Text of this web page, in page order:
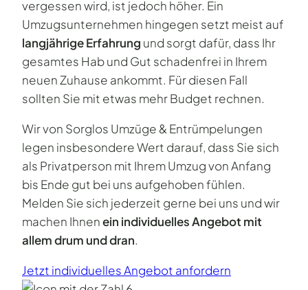
vergessen wird, ist jedoch höher. Ein
Umzugsunternehmen hingegen setzt meist auf
langjährige Erfahrung und sorgt dafür, dass Ihr
gesamtes Hab und Gut schadenfrei in Ihrem
neuen Zuhause ankommt. Für diesen Fall
sollten Sie mit etwas mehr Budget rechnen.
Wir von Sorglos Umzüge & Entrümpelungen
legen insbesondere Wert darauf, dass Sie sich
als Privatperson mit Ihrem Umzug von Anfang
bis Ende gut bei uns aufgehoben fühlen.
Melden Sie sich jederzeit gerne bei uns und wir
machen Ihnenein individuelles Angebot mit
allem drum und dran.
Jetzt individuelles Angebot anfordern